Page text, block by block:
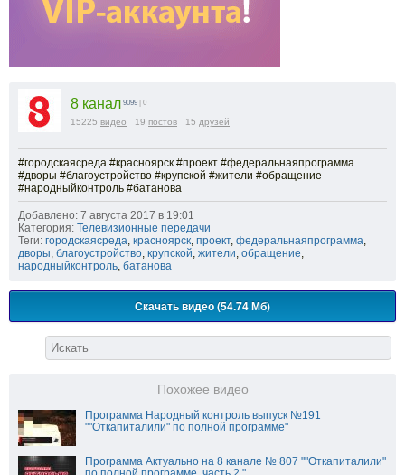
8 канал 9099 | 0
15225 видео 19 постов 15 друзей
#городскаясреда #красноярск #проект #федеральнаяпрограмма
#дворы #благоустройство #крупской #жители #обращение
#народныйконтроль #батанова
Добавлено: 7 августа 2017 в 19:01
Категория: Телевизионные передачи
Теги: городскаясреда, красноярск, проект, федеральнаяпрограмма,
дворы, благоустройство, крупской, жители, обращение,
народныйконтроль, батанова
Скачать видео (54.74 Мб)
Похожее видео
Программа Народный контроль выпуск №191
""Откапиталили" по полной программе"
Программа Актуально на 8 канале № 807 ""Откапиталили"